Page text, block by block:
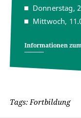
Donnerstag,
Mittwoch,
Informationen
Tags: Fortbildung